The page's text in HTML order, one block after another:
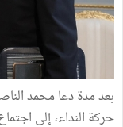
بعد مدة دعا محمد